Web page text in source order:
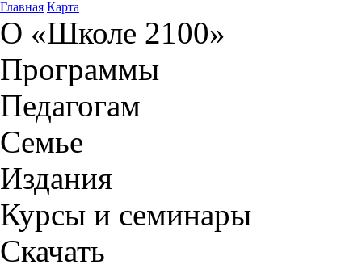
Главная Карта
О «Школе 2100»
Программы
Педагогам
Семье
Издания
Курсы и семинары
Скачать